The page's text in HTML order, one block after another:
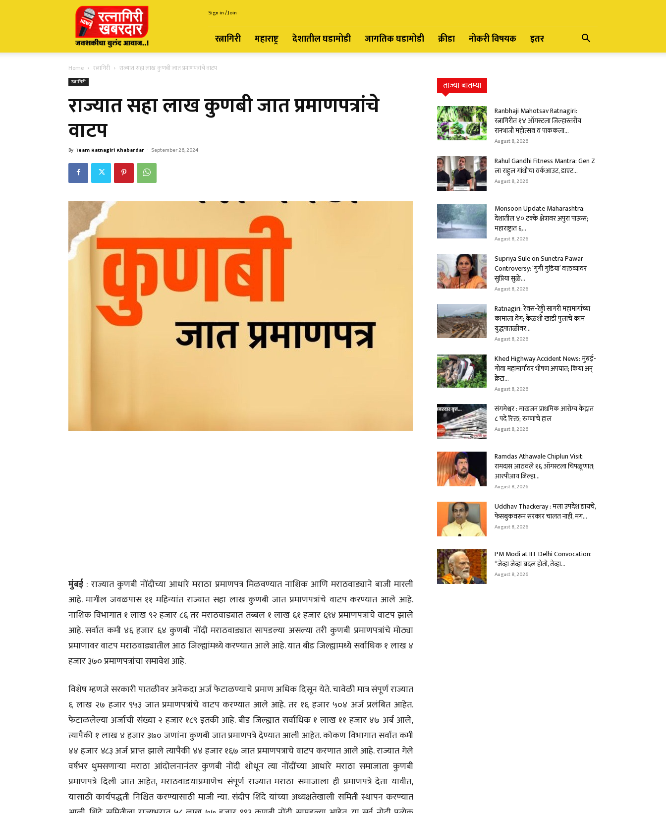
Ratnagiri
Khabardar
Sign in / Join
रत्नागिरी महाराष्ट्र देशातील घडामोडी जागतिक घडामोडी क्रीडा नोकरी विषयक इतर
Home रत्नागिरी राज्यात सहा लाख कुणबी जात प्रमाणपत्रांचे वाटप
रत्नागिरी
राज्यात सहा लाख कुणबी जात प्रमाणपत्रांचे
वाटप
By Team Ratnagiri Khabardar - September 26, 2024
मुंबई : राज्यात कुणबी नोंदीच्या आधारे मराठा प्रमाणपत्र मिळवण्यात नाशिक आणि मराठवाड्याने बाजी मारली
आहे. मागील जवळपास ११ महिन्यांत राज्यात सहा लाख कुणबी जात प्रमाणपत्रांचे वाटप करण्यात आले आहे.
नाशिक विभागात १ लाख ९२ हजार ८६ तर मराठवाड्यात तब्बल १ लाख ६१ हजार ६९४ प्रमाणपत्रांचे वाटप झाले
आहे. सर्वात कमी ४६ हजार ६४ कुणबी नोंदी मराठवाड्यात सापडल्या असल्या तरी कुणबी प्रमाणपत्रांचे मोठ्या
प्रमाणावर वाटप मराठवाड्यातील आठ जिल्ह्यांमध्ये करण्यात आले आहे. यात बीड जिल्ह्यामध्ये सर्वाधिक १ लाख ४
हजार ३७० प्रमाणपत्रांचा समावेश आहे.
विशेष म्हणजे सरकारी पातळीवर अनेकदा अर्ज फेटाळण्याचे प्रमाण अधिक दिसून येते. चावेळी मात्र संपूर्ण राज्यात
६ लाख २७ हजार ९५३ जात प्रमाणपत्रांचे वाटप करण्यात आले आहे. तर १६ हजार ५०४ अर्ज प्रलंबित आहेत.
फेटाळलेल्या अर्जाची संख्या २ हजार १८९ इतकी आहे. बीड जिल्ह्यात सर्वाधिक १ लाख ११ हजार ४७ अर्ब आले,
त्यापैकी १ लाख ४ हजार ३७० जणांना कुणबी जात प्रमाणपत्रे देण्यात आली आहेत. कोकण विभागात सर्वात कमी
४४ हजार ४८३ अर्ज प्राप्त झाले त्यापैकी ४४ हजार १६७ जात प्रमाणपत्राचे वाटप करणात आले आहे. राज्यात गेले
वर्षभर धुमसणाऱ्या मराठा आंदोलनानंतर कुणबी नोंदी शोधून त्या नोंदींच्या आधारे मराठा समाजाता कुणबी
प्रमाणपत्रे दिली जात आहेत, मराठवाडयाप्रमाणेच संपूर्ण राज्यात मराठा समाजाला ही प्रमाणपत्रे देता यावीत,
यासाठी कार्यपद्धती निश्चित करण्यासाठी माजी न्या. संदीप शिंदे यांच्या अध्यक्षतेखाली समिती स्थापन करण्यात
ताज्या बातम्या
Ranbhaji Mahotsav Ratnagiri:
रत्नागिरीत १४ ऑगस्टला जिल्हास्तरीय
रानभाजी महोत्सव व पाककला...
August 8, 2026
Rahul Gandhi Fitness Mantra: Gen Z
ला राहुल गांधींचा वर्कआउट, डाएट...
August 8, 2026
Monsoon Update Maharashtra:
देशातील ४० टक्के क्षेत्रावर अपुरा पाऊस;
महाराष्ट्रात ६...
August 8, 2026
Supriya Sule on Sunetra Pawar
Controversy: ‘गुंगी गुडिया’ वक्तव्यावर
सुप्रिया सुळे...
August 8, 2026
Ratnagiri: रेवस-रेड्डी सागरी महामार्गाच्या
कामाला वेग; केळशी खाडी पुलाचे काम
युद्धपातळीवर...
August 8, 2026
Khed Highway Accident News: मुंबई-
गोवा महामार्गावर भीषण अपघात; किया अन्
क्रेटा...
August 8, 2026
संगमेश्वर : माखजन प्राथमिक आरोग्य केंद्रात
८ पदे रिक्त; रुग्णांचे हाल
August 8, 2026
Ramdas Athawale Chiplun Visit:
रामदास आठवले १६ ऑगस्टला चिपळूणात;
आरपीआय जिल्हा...
August 8, 2026
Uddhav Thackeray : मला उपदेश द्यायचे,
फेसबुकवरून सरकार चालत नाही, मग...
August 8, 2026
PM Modi at IIT Delhi Convocation:
“जेव्हा जेव्हा बदल होतो, तेव्हा...
August 8, 2026